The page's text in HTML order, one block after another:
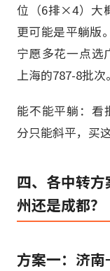
位（6排×4）大
更可能是平躺版
宁愿多花一点选
上海的787-8批次。
能不能平躺：
分只能斜平，买
四、各中转
州还是成都？
方案一：济